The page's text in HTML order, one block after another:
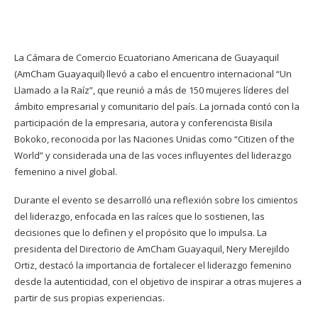
La Cámara de Comercio Ecuatoriano Americana de Guayaquil
(AmCham Guayaquil) llevó a cabo el encuentro internacional “Un
Llamado a la Raíz”, que reunió a más de 150 mujeres líderes del
ámbito empresarial y comunitario del país. La jornada contó con la
participación de la empresaria, autora y conferencista Bisila
Bokoko, reconocida por las Naciones Unidas como “Citizen of the
World” y considerada una de las voces influyentes del liderazgo
femenino a nivel global.
Durante el evento se desarrolló una reflexión sobre los cimientos
del liderazgo, enfocada en las raíces que lo sostienen, las
decisiones que lo definen y el propósito que lo impulsa. La
presidenta del Directorio de AmCham Guayaquil, Nery Merejildo
Ortiz, destacó la importancia de fortalecer el liderazgo femenino
desde la autenticidad, con el objetivo de inspirar a otras mujeres a
partir de sus propias experiencias.